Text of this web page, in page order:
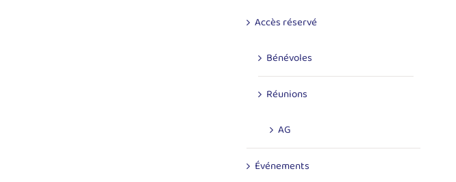
Accès réservé
Bénévoles
Réunions
AG
Événements